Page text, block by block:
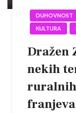
DUHOVNOST
KULTURA
Dražen
nekih